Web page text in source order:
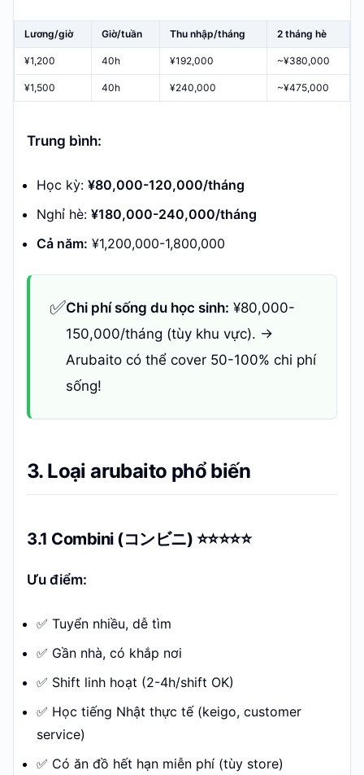
Lương/giờ Giờ/tuần Thu nhập/tháng 2 tháng hè
¥1,200 40h ¥192,000 ~¥380,000
¥1,500 40h ¥240,000 ~¥475,000
Trung bình:
Học kỳ: ¥80,000-120,000/tháng
Nghỉ hè: ¥180,000-240,000/tháng
Cả năm: ¥1,200,000-1,800,000
✅Chi phí sống du học sinh: ¥80,000-
150,000/tháng (tùy khu vực). →
Arubaito có thể cover 50-100% chi phí
sống!
3. Loại arubaito phổ biến
3.1 Combini (コンビニ) ⭐⭐⭐⭐⭐
Ưu điểm:
✅ Tuyển nhiều, dễ tìm
✅ Gần nhà, có khắp nơi
✅ Shift linh hoạt (2-4h/shift OK)
✅ Học tiếng Nhật thực tế (keigo, customer
service)
✅ Có ăn đồ hết hạn miễn phí (tùy store)